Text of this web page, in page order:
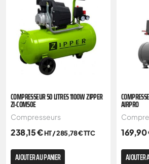
COMPRESSEUR 50 LITRES 1100W ZIPPER
ZI-COM50E
Compresseurs
238,15€HT /285,78€TTC
AJOUTER AU PANIER
AIRPRO
169,90
AJOUTER